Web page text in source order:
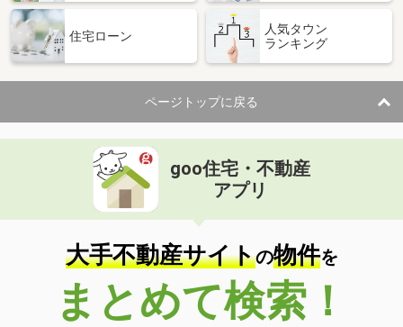
住宅ローン
人気タウン
ランキング
ページトップに戻る
goo住宅・不動産
アプリ
大手不動産サイトの物件を
まとめて検索！